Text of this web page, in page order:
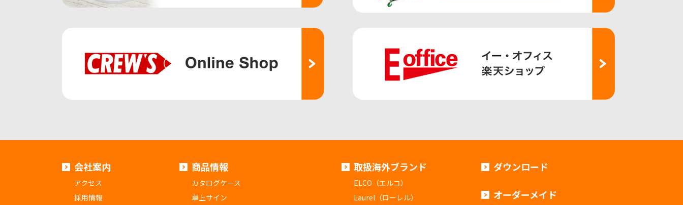
会社案内
アクセス
採用情報
商品情報
カタログケース
卓上サイン
取扱海外ブランド
ELCO（エルコ）
Laurel（ローレル）
ダウンロード
オーダーメイド